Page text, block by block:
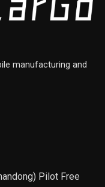
manufacturing and
Pilot Free